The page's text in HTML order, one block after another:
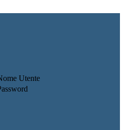
Utente